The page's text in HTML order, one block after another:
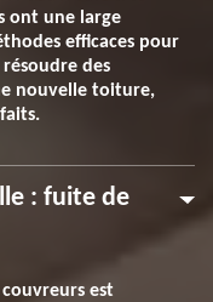
ont une large
efficaces pour
des
nouvelle toiture,
: fuite de
est